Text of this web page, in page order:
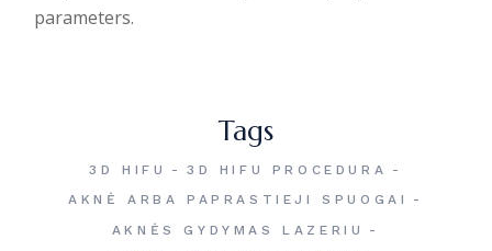
parameters.
Tags
3D HIFU
3D HIFU PROCEDURA
AKNĖ ARBA PAPRASTIEJI SPUOGAI
AKNĖS GYDYMAS LAZERIU